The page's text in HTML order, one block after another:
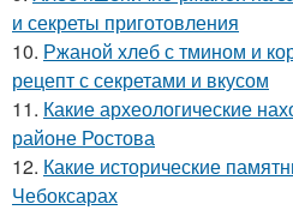
и секреты приготовления
10. Ржаной хлеб с тмином и
рецепт с секретами и вкусом
11. Какие археологические
районе Ростова
12. Какие исторические
Чебоксарах